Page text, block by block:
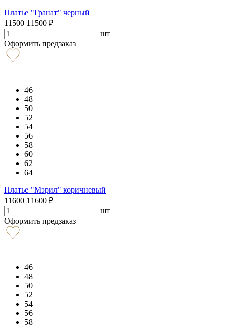
Платье "Гранат" черный
11500 11500 ₽
шт
Оформить предзаказ
46
48
50
52
54
56
58
60
62
64
Платье "Мэрил" коричневый
11600 11600 ₽
шт
Оформить предзаказ
46
48
50
52
54
56
58